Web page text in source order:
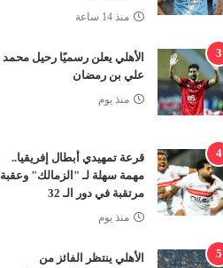
منذ 14 ساعة
3
الأهلي يعلن رسميًا رحيل محمد
علي بن رمضان
منذ يوم
4
قرعة تمهيدي أبطال إفريقيا..
مهمة سهلة لـ "الزمالك" وعقبة
مرتقبة في دور الـ 32
منذ يوم
5
الأهلي ينتظر الفائز من